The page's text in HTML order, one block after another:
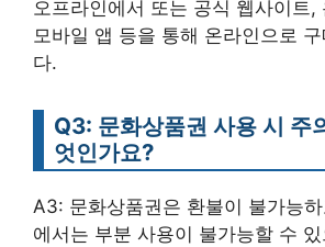
오프라인에서 또는 공식 웹사이트,
모바일 앱 등을 통해 온라인으로
다.
Q3: 문화상품권 사용 시 주
엇인가요?
A3: 문화상품권은 환불이 불가능
에서는 부분 사용이 불가능할 수